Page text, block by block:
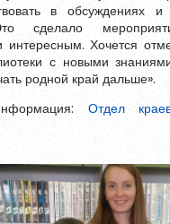
в обсуждениях
сделало
Хочется
с новыми
родной край дальше».
Отдел